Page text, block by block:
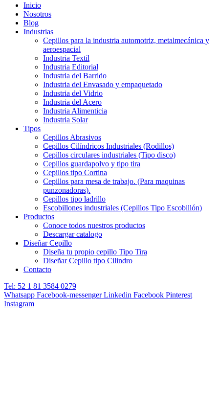
Inicio
Nosotros
Blog
Industrias
Cepillos para la industria automotriz, metalmecánica y
aeroespacial
Industria Textil
Industria Editorial
Industria del Barrido
Industria del Envasado y empaquetado
Industria del Vidrio
Industria del Acero
Industria Alimenticia
Industria Solar
Tipos
Cepillos Abrasivos
Cepillos Cilíndricos Industriales (Rodillos)
Cepillos circulares industriales (Tipo disco)
Cepillos guardapolvo y tipo tira
Cepillos tipo Cortina
Cepillos para mesa de trabajo. (Para maquinas
punzonadoras).
Cepillos tipo ladrillo
Escobillones industriales (Cepillos Tipo Escobillón)
Productos
Conoce todos nuestros productos
Descargar catalogo
Diseñar Cepillo
Diseña tu propio cepillo Tipo Tira
Diseñar Cepillo tipo Cilindro
Contacto
Tel: 52 1 81 3584 0279
Whatsapp Facebook-messenger Linkedin Facebook Pinterest
Instagram